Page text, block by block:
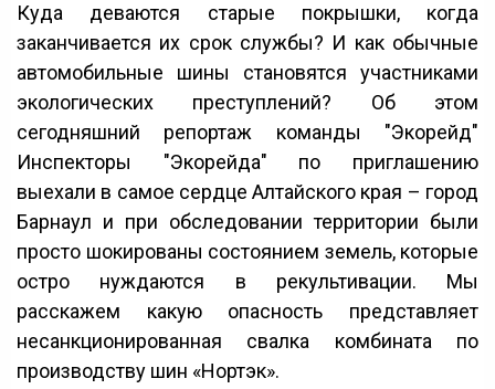
Куда деваются старые покрышки, когда
заканчивается их срок службы? И как обычные
автомобильные шины становятся участниками
экологических преступлений? Об этом
сегодняшний репортаж команды "Экорейд"
Инспекторы "Экорейда" по приглашению
выехали в самое сердце Алтайского края – город
Барнаул и при обследовании территории были
просто шокированы состоянием земель, которые
остро нуждаются в рекультивации. Мы
расскажем какую опасность представляет
несанкционированная свалка комбината по
производству шин «Нортэк».